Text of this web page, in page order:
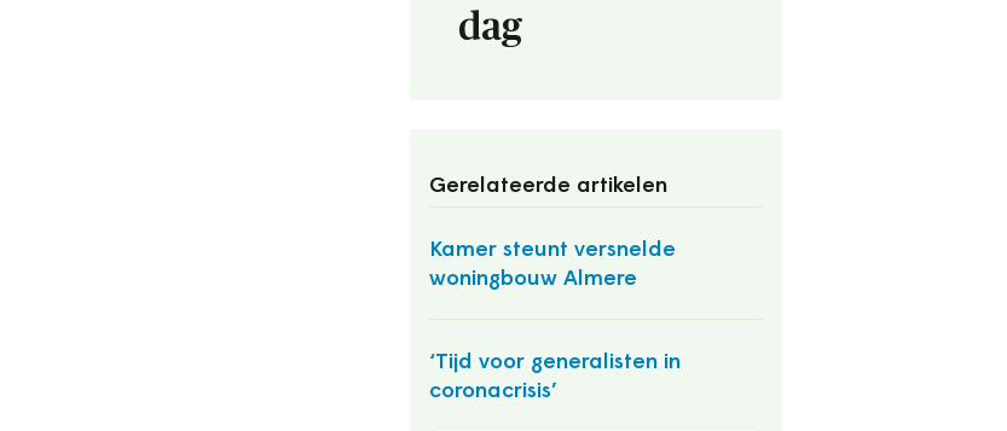
dag
Gerelateerde artikelen
Kamer steunt versnelde
woningbouw Almere
‘Tijd voor generalisten in
coronacrisis’